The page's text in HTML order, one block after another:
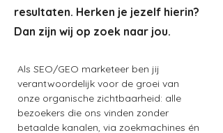
resultaten. Herken je jezelf hierin?
Dan zijn wij op zoek naar jou.
Als SEO/GEO marketeer ben jij
verantwoordelijk voor de groei van
onze organische zichtbaarheid: alle
bezoekers die ons vinden zonder
betaalde kanalen, via zoekmachines én